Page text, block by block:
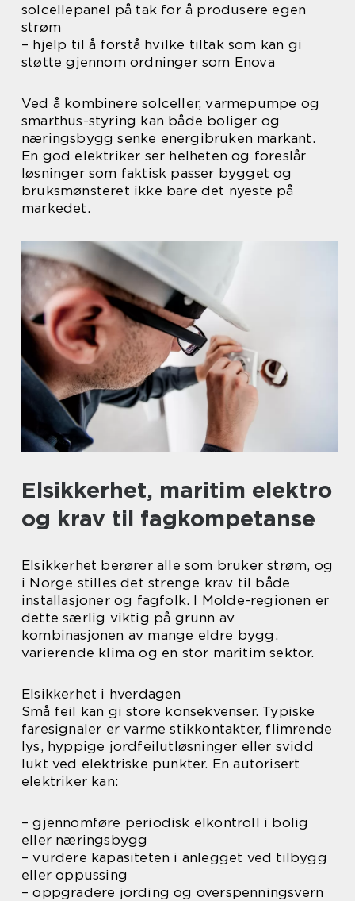
solcellepanel på tak for å produsere egen
strøm
– hjelp til å forstå hvilke tiltak som kan gi
støtte gjennom ordninger som Enova
Ved å kombinere solceller, varmepumpe og
smarthus-styring kan både boliger og
næringsbygg senke energibruken markant.
En god elektriker ser helheten og foreslår
løsninger som faktisk passer bygget og
bruksmønsteret ikke bare det nyeste på
markedet.
Elsikkerhet, maritim elektro
og krav til fagkompetanse
Elsikkerhet berører alle som bruker strøm, og
i Norge stilles det strenge krav til både
installasjoner og fagfolk. I Molde-regionen er
dette særlig viktig på grunn av
kombinasjonen av mange eldre bygg,
varierende klima og en stor maritim sektor.
Elsikkerhet i hverdagen
Små feil kan gi store konsekvenser. Typiske
faresignaler er varme stikkontakter, flimrende
lys, hyppige jordfeilutløsninger eller svidd
lukt ved elektriske punkter. En autorisert
elektriker kan:
– gjennomføre periodisk elkontroll i bolig
eller næringsbygg
– vurdere kapasiteten i anlegget ved tilbygg
eller oppussing
– oppgradere jording og overspenningsvern